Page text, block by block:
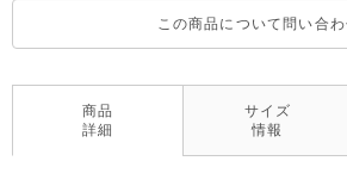
この商品について問い合わ
商品
詳細
サイズ
情報